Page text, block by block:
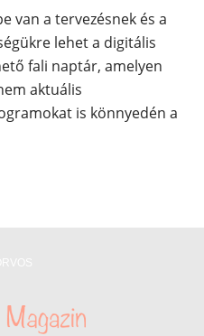
van a tervezésnek és a
lehet a digitális
fali naptár, amelyen
aktuális
is könnyedén a